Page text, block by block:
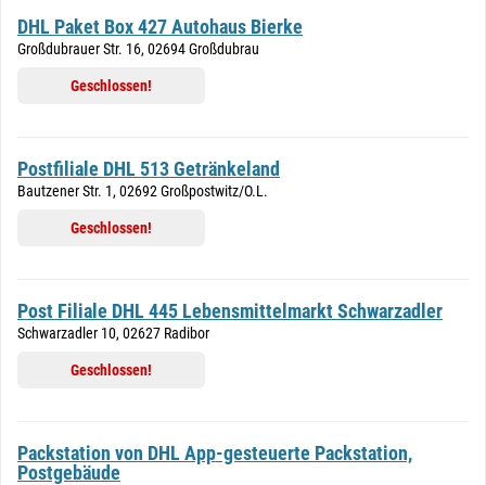
DHL Paket Box 427 Autohaus Bierke
Großdubrauer Str. 16, 02694 Großdubrau
Geschlossen!
Postfiliale DHL 513 Getränkeland
Bautzener Str. 1, 02692 Großpostwitz/O.L.
Geschlossen!
Post Filiale DHL 445 Lebensmittelmarkt Schwarzadler
Schwarzadler 10, 02627 Radibor
Geschlossen!
Packstation von DHL App-gesteuerte Packstation,
Postgebäude